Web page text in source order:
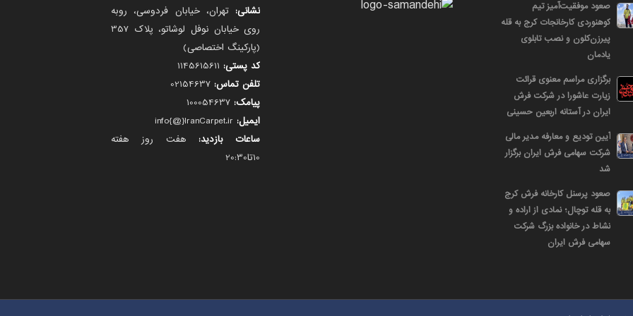
صعود موفقیت‌آمیز تیم
کوهنوردی کارخانجات کرج به قله
پیرزن‌کلون و نصب تابلوی
یادمان
برگزاری مراسم معنوی قرائت
زیارت عاشورا در شرکت فرش
ایران در آستانه اربعین حسینی
آیین تودیع و معارفه مدیر مالی
شرکت سهامی فرش ایران برگزار
شد
صعود پرسنل کارخانه فرش کرج
به قله توچال؛ نمادی از اراده و
نشاط در خانواده بزرگ شرکت
سهامی فرش ایران
نشانی: تهران، خیابان فردوسی، روبه
روی خیابان نوفل لوشاتو، پلاک 357
(پارکینگ اختصاصی)
کد پستی:
تلفن تماس:
پیامک:
ایمیل:
ساعات بازدید: هفت روز هفته
10تا20:30